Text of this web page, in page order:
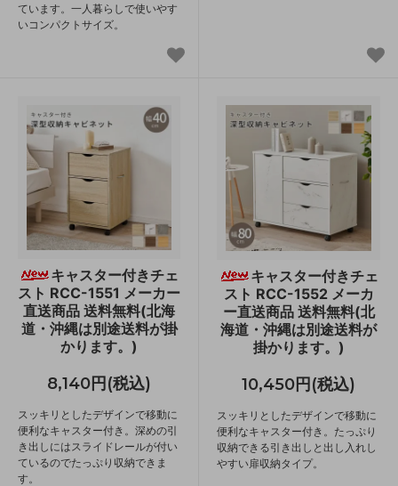
ています。一人暮らしで使いやす
いコンパクトサイズ。
キャスター付きチェ
スト RCC-1551 メーカー
直送商品 送料無料(北海
道・沖縄は別途送料が掛
かります。)
8,140円(税込)
スッキリとしたデザインで移動に
便利なキャスター付き。深めの引
き出しにはスライドレールが付い
ているのでたっぷり収納できま
す。
キャスター付きチェ
スト RCC-1552 メーカ
ー直送商品 送料無料(北
海道・沖縄は別途送料が
掛かります。)
10,450円(税込)
スッキリとしたデザインで移動に
便利なキャスター付き。たっぷり
収納できる引き出しと出し入れし
やすい扉収納タイプ。